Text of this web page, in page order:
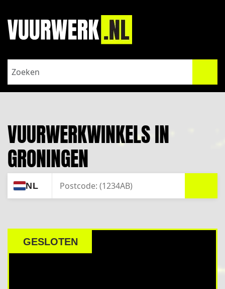
VUURWERKWINKELS IN
GRONINGEN
ZOEK
DEALER
NL
GESLOTEN